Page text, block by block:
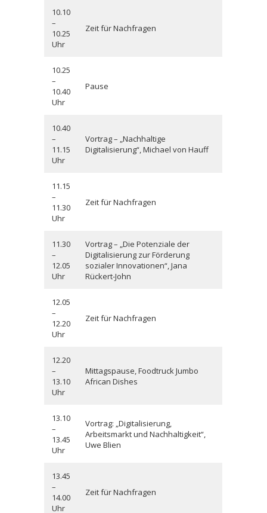
10.10
–
10.25
Uhr
Zeit für Nachfragen
10.25
–
10.40
Uhr
Pause
10.40
–
11.15
Uhr
Vortrag – „Nachhaltige
Digitalisierung“, Michael von Hauff
11.15
–
11.30
Uhr
Zeit für Nachfragen
11.30
–
12.05
Uhr
Vortrag – „Die Potenziale der
Digitalisierung zur Förderung
sozialer Innovationen“, Jana
Rückert-John
12.05
–
12.20
Uhr
Zeit für Nachfragen
12.20
–
13.10
Uhr
Mittagspause, Foodtruck Jumbo
African Dishes
13.10
–
13.45
Uhr
Vortrag: „Digitalisierung,
Arbeitsmarkt und Nachhaltigkeit“,
Uwe Blien
13.45
–
14.00
Uhr
Zeit für Nachfragen